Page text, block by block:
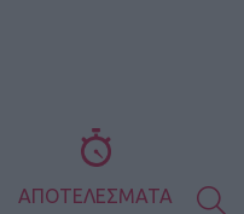
ΑΠΟΤΕΛΕΣΜΑΤΑ